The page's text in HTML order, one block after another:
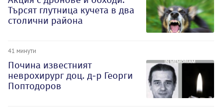
Търсят глутница кучета в два
столични района
41 минути
Почина известният
неврохирург доц. д-р Георги
Поптодоров